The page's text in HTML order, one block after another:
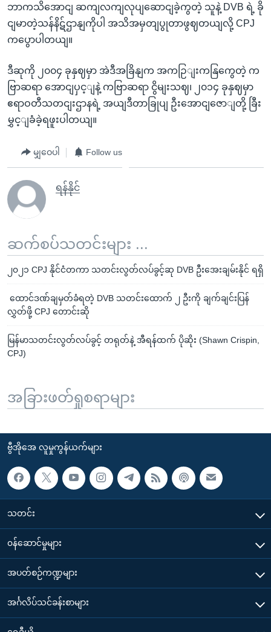
ဘာကသိအောငျ ဆကျလကျလုပျဆောငျခဲ့ကွတဲ့ သူနဲ့ DVB ရဲ့ ခို
ငျမာတဲ့သန်နိဋ်ဌာနျကိုပါ အသိအမှတျပွုတာဖွဈတယျလို့ CPJ
ကပွောပါတယျ။
ဒီဆုကို ၂၀၀၄ ခုနှဈမှာ အဲဒီအခြိနျက အကဉြျးကနြကွေတဲ့ က
ဗြာဆရာ အောငျပှင့ျနဲ့ ကဗြာဆရာ ငွိမျးသဈ၊ ၂၀၁၄ ခုနှဈမှာ
ဧရာဝတီသတငျးဌာနရဲ့ အယျဒီတာခြုပျ ဦးအောငျဇောျတို့ ခြီး
မွှင့ျခံခဲ့ရဖူးပါတယျ။
မျှဝေပါ Follow us
ရန်နိုင်
ဆက်စပ်သတင်းများ ...
၂၀၂၁ CPJ နိုင်ငံတကာ သတင်းလွတ်လပ်ခွင့်ဆု DVB ဦးအေးချမ်းနိုင် ရရှိ
ထောင်ဒဏ်ချမှတ်ခံရတဲ့ DVB သတင်းထောက် ၂ ဦးကို ချက်ချင်းပြန်
လွှတ်ဖို့ CPJ တောင်းဆို
မြန်မာသတင်းလွတ်လပ်ခွင့် တရုတ်နဲ့ အီရန်ထက် ပိုဆိုး (Shawn Crispin,
CPJ)
အခြားဖတ်ရှုစရာများ
ဗွီအိုအေ လူမှုကွန်ယက်များ
သတင်း
၀န်ဆောင်မှုများ
အပတ်စဉ်ကဏ္ဍများ
အင်္ဂလိပ်သင်ခန်းစာများ